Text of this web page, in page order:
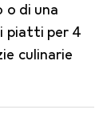
o di una
piatti per 4
culinarie